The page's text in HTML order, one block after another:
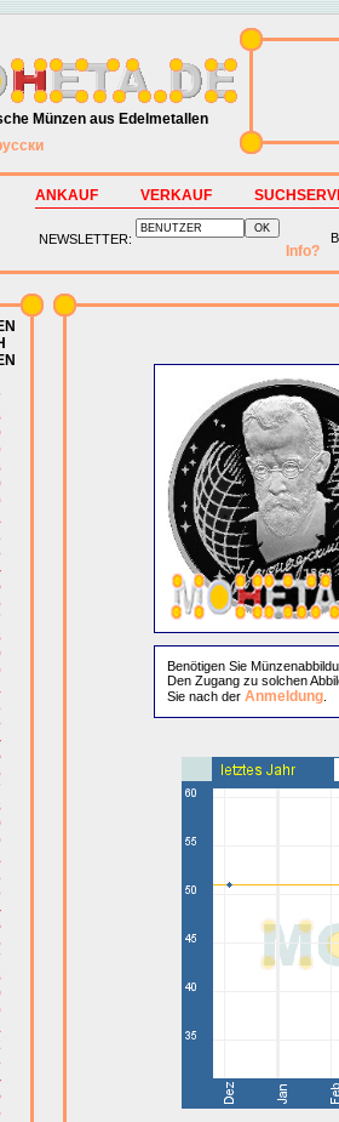
Münzen aus Edelmetallen
ANKAUF VERKAUF
NEWSLETTER:
Info?
Benötigen Sie
Den Zugang zu solchen
Sie nach der Anmeldung.